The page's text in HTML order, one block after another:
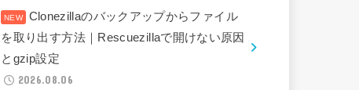
Clonezillaのバックアップからファイル
を取り出す方法｜Rescuezillaで開けない原因
とgzip設定
2026.08.06